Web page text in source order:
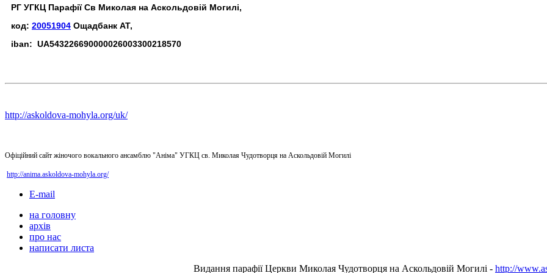
РГ УГКЦ Парафії Св Миколая на Аскольдовій Могилі,
код: 20051904 Ощадбанк АТ,
iban: UA543226690000026003300218570
http://askoldova-mohyla.org/uk/
Офіційний сайт жіночого вокального ансамблю "Аніма" УГКЦ св. Миколая Чудотворця на Аскольдовій Могилі
http://anima.askoldova-mohyla.org/
E-mail
на головну
архів
про нас
написати листа
Видання парафії Церкви Миколая Чудотворця на Аскольдовій Могилі - http://